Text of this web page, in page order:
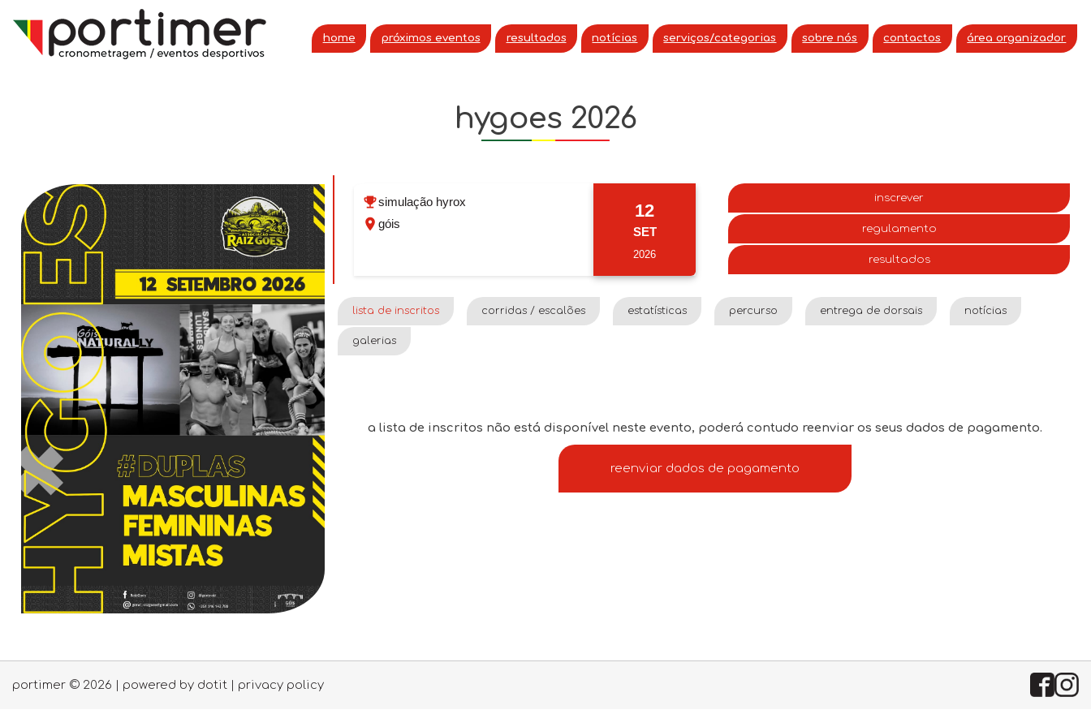
home próximos eventos resultados notícias serviços/categorias sobre nós contactos área organizador
hygoes 2026
simulação hyrox
góis
12
SET
2026
inscrever
regulamento
resultados
lista de inscritos corridas / escalões estatísticas percurso entrega de dorsais notícias
galerias
a lista de inscritos não está disponível neste evento, poderá contudo reenviar os seus dados de pagamento.
reenviar dados de pagamento
portimer © 2026 | powered by dotit privacy policy